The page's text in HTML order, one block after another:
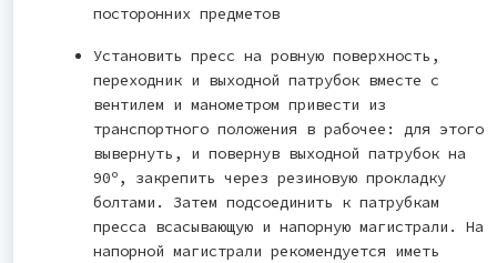
посторонних предметов
Установить пресс на ровную поверхность,
переходник и выходной патрубок вместе с
вентилем и манометром привести из
транспортного положения в рабочее: для этого
вывернуть, и повернув выходной патрубок на
90o , закрепить через резиновую прокладку
болтами. Затем подсоединить к патрубкам
пресса всасывающую и напорную магистрали. На
напорной магистрали рекомендуется иметь